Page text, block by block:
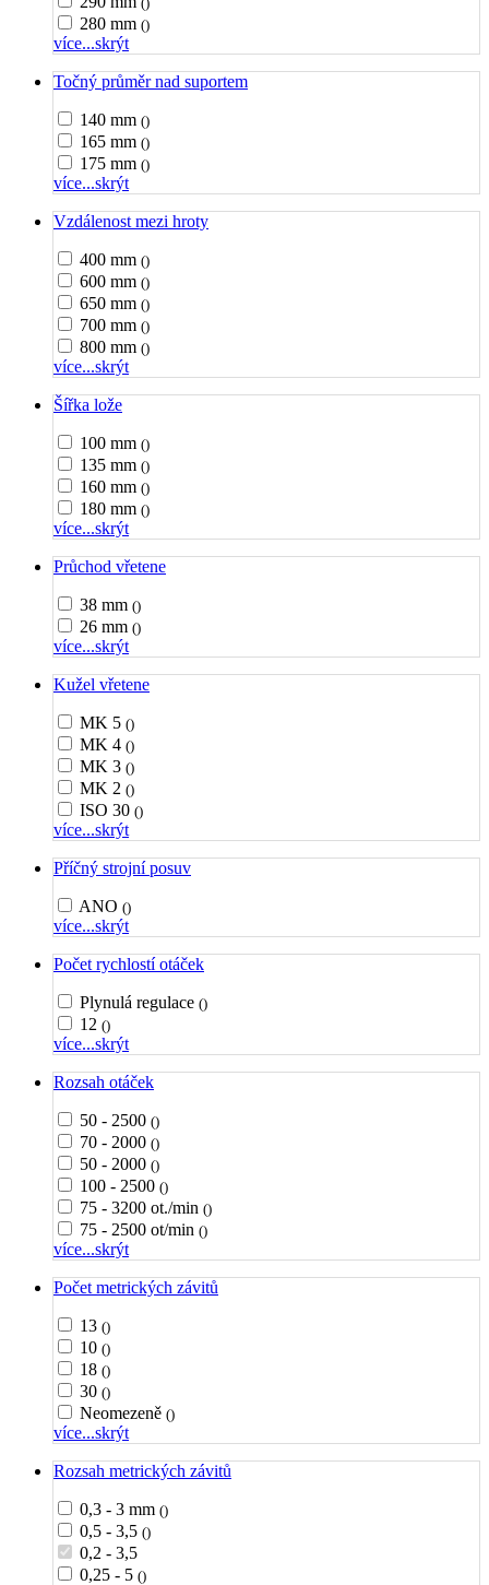
280 mm ()
více...skrýt
Točný průměr nad suportem
140 mm ()
165 mm ()
175 mm ()
více...skrýt
Vzdálenost mezi hroty
400 mm ()
600 mm ()
650 mm ()
700 mm ()
800 mm ()
více...skrýt
Šířka lože
100 mm ()
135 mm ()
160 mm ()
180 mm ()
více...skrýt
Průchod vřetene
38 mm ()
26 mm ()
více...skrýt
Kužel vřetene
MK 5 ()
MK 4 ()
MK 3 ()
MK 2 ()
ISO 30 ()
více...skrýt
Příčný strojní posuv
ANO ()
více...skrýt
Počet rychlostí otáček
Plynulá regulace ()
12 ()
více...skrýt
Rozsah otáček
50 - 2500 ()
70 - 2000 ()
50 - 2000 ()
100 - 2500 ()
75 - 3200 ot./min ()
75 - 2500 ot/min ()
více...skrýt
Počet metrických závitů
13 ()
10 ()
18 ()
30 ()
Neomezeně ()
více...skrýt
Rozsah metrických závitů
0,3 - 3 mm ()
0,5 - 3,5 ()
0,2 - 3,5
0,25 - 5 ()